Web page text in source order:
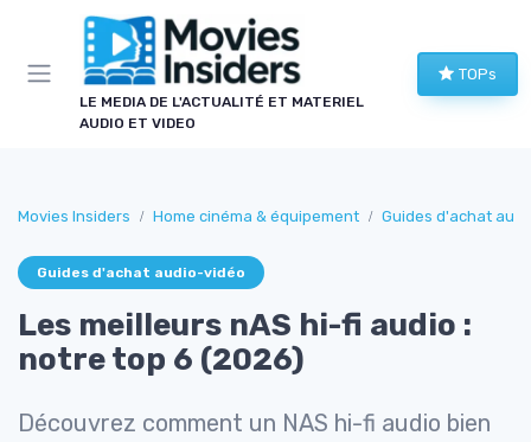
LE MEDIA DE L'ACTUALITÉ ET MATERIEL
AUDIO ET VIDEO
TOPs
Movies Insiders Home cinéma & équipement Guides d'achat
Guides d'achat audio-vidéo
Les meilleurs nAS hi-fi audio :
notre top 6 (2026)
Découvrez comment un NAS hi-fi audio bien
Panneau de gestion des cookies